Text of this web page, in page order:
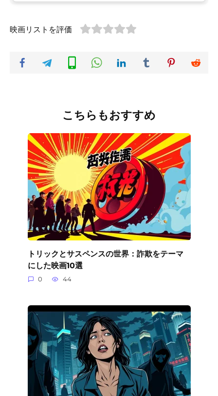
映画リストを評価
こちらもおすすめ
トリックとサスペンスの世界：詐欺をテーマ
にした映画10選
0 44